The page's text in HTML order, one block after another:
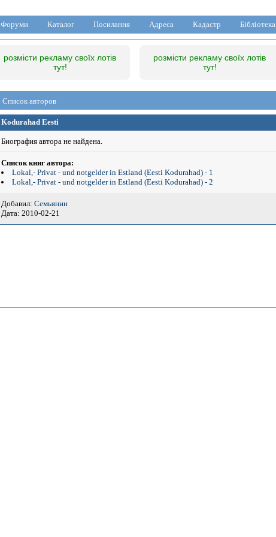
Форуми Каталог Посилання Адреса Кадастр Бібліотека
розмісти рекламу своїх лотів
тут!
розмісти рекламу своїх лотів
тут!
Список авторов
Kodurahad Eesti
Биография автора не найдена.
Список книг автора:
Lokal,- Privat - und notgelder in Estland (Eesti Kodurahad) - 1
Lokal,- Privat - und notgelder in Estland (Eesti Kodurahad) - 2
Добавил: Семьянин
Дата: 2010-02-21